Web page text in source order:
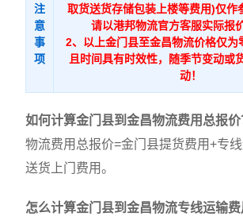
注
意
事
项
取货送货存储包装上楼等费用)仅作
请以港邦物流官方客服实际报
2、以上金门县至金昌物流价格仅为
且时间具有时效性，随季节变动或
动！
如何计算金门县到金昌物流费用总报价
物流费用总报价=金门县提货费用+专
送货上门费用。
怎么计算金门县到金昌物流专线运输费